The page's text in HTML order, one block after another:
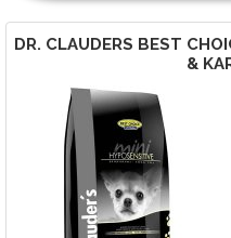
DR. CLAUDERS BEST
&